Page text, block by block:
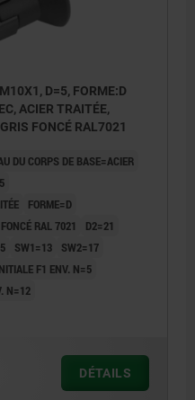
D=5, FORME:D
ACIER TRAITÉE,
FONCÉ RAL7021
DU CORPS DE BASE=ACIER
FORME=D
RAL 7021
D2=21
SW1=13
SW2=17
F1 ENV. N=5
N=12
DÉTAILS